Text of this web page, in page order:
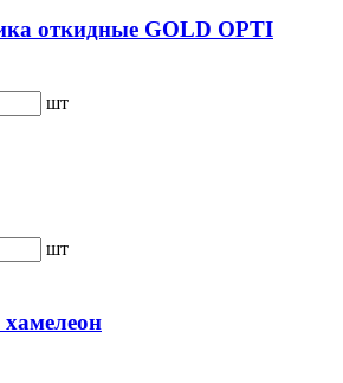
откидные GOLD OPTI
шт
шт